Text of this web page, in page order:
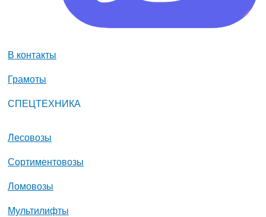
В контакты
Грамоты
СПЕЦТЕХНИКА
Лесовозы
Сортиментовозы
Ломовозы
Мультилифты